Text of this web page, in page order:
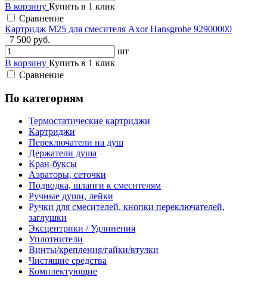
В корзину Купить в 1 клик
Сравнение
Картридж М25 для смесителя Axor Hansgrohe 92900000
7 500 руб.
шт
В корзину Купить в 1 клик
Сравнение
По категориям
Термостатические картриджи
Картриджи
Переключатели на душ
Держатели душа
Кран-буксы
Аэраторы, сеточки
Подводка, шланги к смесителям
Ручные души, лейки
Ручки для смесителей, кнопки переключателей,
заглушки
Эксцентрики / Удлинения
Уплотнители
Винты/крепления/гайки/втулки
Чистящие средства
Комплектующие